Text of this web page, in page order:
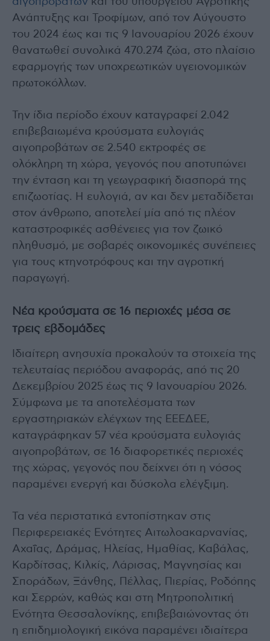
Ανάπτυξης και Τροφίμων, από τον Αύγουστο
του 2024 έως και τις 9 Ιανουαρίου 2026 έχουν
θανατωθεί συνολικά 470.274 ζώα, στο πλαίσιο
εφαρμογής των υποχρεωτικών υγειονομικών
πρωτοκόλλων.
Την ίδια περίοδο έχουν καταγραφεί 2.042
επιβεβαιωμένα κρούσματα ευλογιάς
αιγοπροβάτων σε 2.540 εκτροφές σε
ολόκληρη τη χώρα, γεγονός που αποτυπώνει
την ένταση και τη γεωγραφική διασπορά της
επιζωοτίας. Η ευλογιά, αν και δεν μεταδίδεται
στον άνθρωπο, αποτελεί μία από τις πλέον
καταστροφικές ασθένειες για τον ζωικό
πληθυσμό, με σοβαρές οικονομικές συνέπειες
για τους κτηνοτρόφους και την αγροτική
παραγωγή.
Νέα κρούσματα σε 16 περιοχές μέσα σε
τρεις εβδομάδες
Ιδιαίτερη ανησυχία προκαλούν τα στοιχεία της
τελευταίας περιόδου αναφοράς, από τις 20
Δεκεμβρίου 2025 έως τις 9 Ιανουαρίου 2026.
Σύμφωνα με τα αποτελέσματα των
εργαστηριακών ελέγχων της ΕΕΕΔΕΕ,
καταγράφηκαν 57 νέα κρούσματα ευλογιάς
αιγοπροβάτων, σε 16 διαφορετικές περιοχές
της χώρας, γεγονός που δείχνει ότι η νόσος
παραμένει ενεργή και δύσκολα ελέγξιμη.
Τα νέα περιστατικά εντοπίστηκαν στις
Περιφερειακές Ενότητες Αιτωλοακαρνανίας,
Αχαΐας, Δράμας, Ηλείας, Ημαθίας, Καβάλας,
Καρδίτσας, Κιλκίς, Λάρισας, Μαγνησίας και
Σποράδων, Ξάνθης, Πέλλας, Πιερίας, Ροδόπης
και Σερρών, καθώς και στη Μητροπολιτική
Ενότητα Θεσσαλονίκης, επιβεβαιώνοντας ότι
η επιδημιολογική εικόνα παραμένει ιδιαίτερα